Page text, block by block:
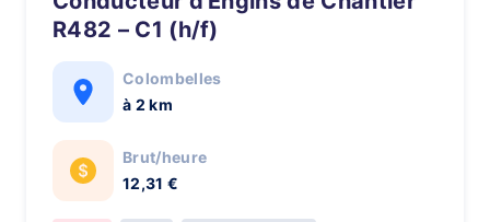
R482 – C1 (h/f)
Colombelles
à 2 km
Brut/heure
12,31 €